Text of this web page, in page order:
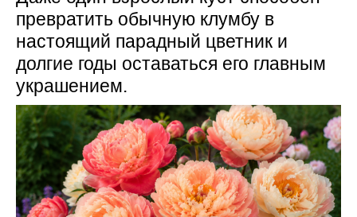
превратить обычную клумбу в
настоящий парадный цветник и
долгие годы оставаться его главным
украшением.